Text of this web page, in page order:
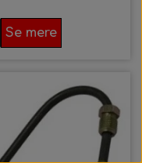
Se mere